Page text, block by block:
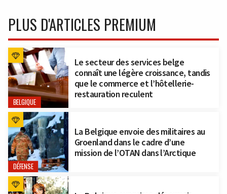
PLUS D'ARTICLES PREMIUM
BELGIQUE
Le secteur des services belge
connaît une légère croissance, tandis
que le commerce et l’hôtellerie-
restauration reculent
DÉFENSE
La Belgique envoie des militaires au
Groenland dans le cadre d’une
mission de l’OTAN dans l’Arctique